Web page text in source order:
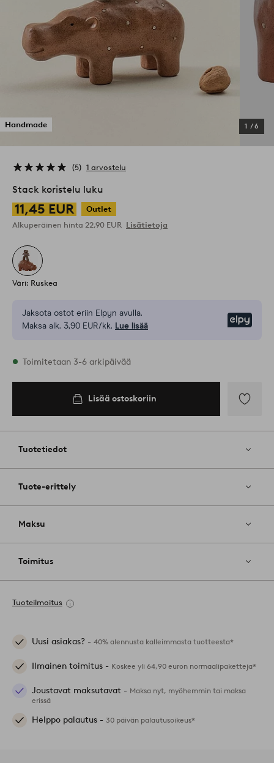
Handmade 1 /6
5 1 arvostelu
Stack koristelu luku
11,45 EUR
Outlet
Alkuperäinen hinta 22,90 EUR Lisätietoja
Väri: Ruskea
Jaksota ostot eriin Elpyn avulla.
Maksa alk. 3,90 EUR/kk. Lue lisää
Varastossa
Toimitetaan 3-6 arkipäivää
Lisää ostoskoriin
Tuotetiedot
Tuote-erittely
Maksu
Toimitus
Tuoteilmoitus
Uusi asiakas? - 40% alennusta kalleimmasta tuotteesta*
Ilmainen toimitus - Koskee yli 64,90 euron normaalipaketteja*
Joustavat maksutavat - Maksa nyt, myöhemmin tai maksa
erissä
Helppo palautus - 30 päivän palautusoikeus*